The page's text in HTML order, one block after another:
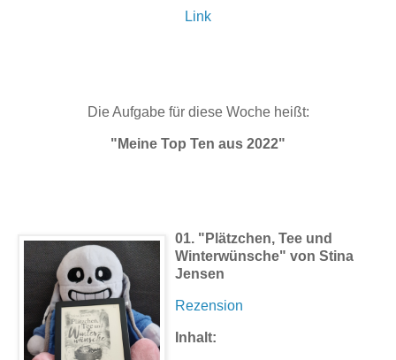
Link
Die Aufgabe für diese Woche heißt:
"Meine Top Ten aus 2022"
01. "Plätzchen, Tee und
Winterwünsche" von Stina
Jensen
Rezension
Inhalt: